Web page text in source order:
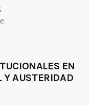
EN
Y AUSTERIDAD